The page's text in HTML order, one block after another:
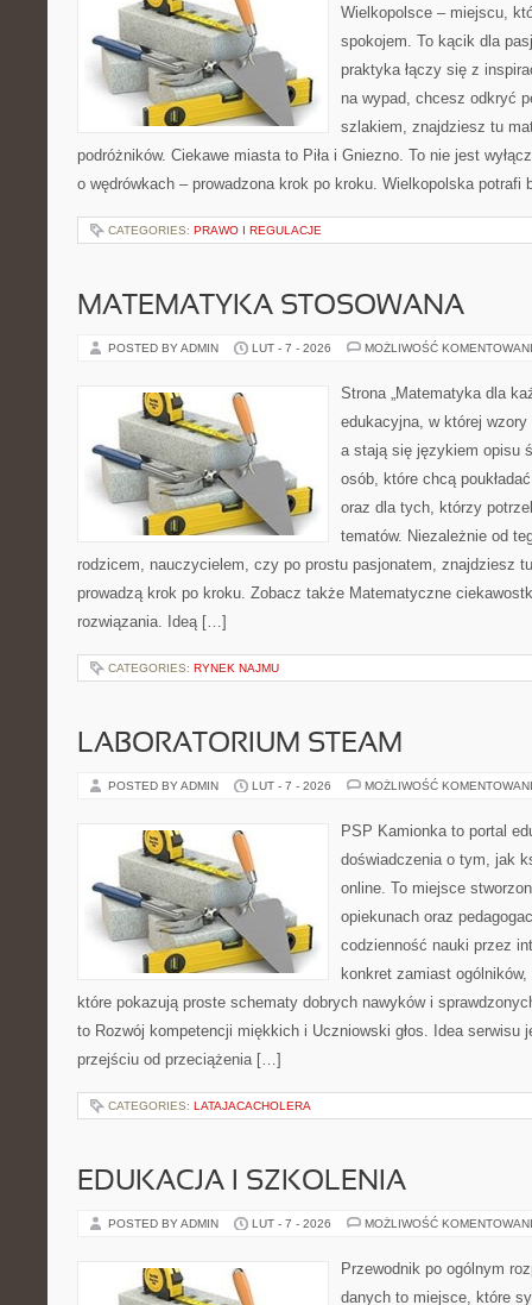
Wielkopolsce – miejscu,
spokojem. To kącik dla
praktyka łączy się z
na wypad, chcesz odkryć
szlakiem, znajdziesz tu
podróżników. Ciekawe miasta to Piła i Gniezno. To nie jest
o wędrówkach – prowadzona krok po kroku. Wielkopolska
CATEGORIES: PRAWO I REGULACJE
MATEMATYKA STOSOWANA
POSTED BY ADMIN LUT - 7 - 2026 MOŻLIWOŚĆ
Strona „Matematyka dla
edukacyjna, w której
a stają się językiem opisu
osób, które chcą
oraz dla tych, którzy
tematów. Niezależnie od
rodzicem, nauczycielem, czy po prostu pasjonatem, znajdziesz
prowadzą krok po kroku. Zobacz także Matematyczne
rozwiązania. Ideą […]
CATEGORIES: RYNEK NAJMU
LABORATORIUM STEAM
POSTED BY ADMIN LUT - 7 - 2026 MOŻLIWOŚĆ
PSP Kamionka to portal
doświadczenia o tym, jak
online. To miejsce
opiekunach oraz
codzienność nauki przez
konkret zamiast
które pokazują proste schematy dobrych nawyków i
to Rozwój kompetencji miękkich i Uczniowski głos. Idea serwisu
przejściu od przeciążenia […]
CATEGORIES: LATAJACACHOLERA
EDUKACJA I SZKOLENIA
POSTED BY ADMIN LUT - 7 - 2026 MOŻLIWOŚĆ
Przewodnik po ogólnym
danych to miejsce, które